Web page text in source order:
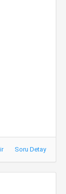
Soru Detay